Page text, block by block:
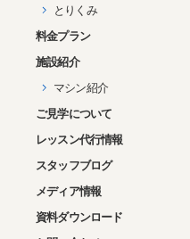
とりくみ
料金プラン
施設紹介
マシン紹介
ご見学について
レッスン代行情報
スタッフブログ
メディア情報
資料ダウンロード